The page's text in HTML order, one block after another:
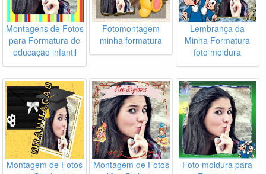
Montagens de Fotos
para Formatura de
educação infantil
Fotomontagem
minha formatura
Lembrança da
Minha Formatura
foto moldura
Montagem de Fotos
Montagem de Fotos
Foto moldura para